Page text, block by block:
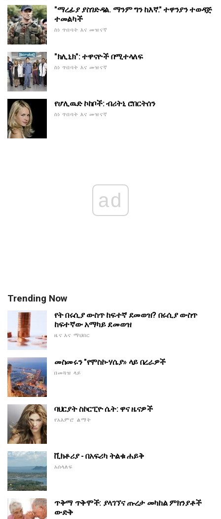
"ማረፊያ ያስገድዳል. ማንም ግን ከእኛ." ተዋንያን ተወዳጅ
ተመልካች
ስነ ጥበባት እና መዝናኛ
"ክሊኒክ": ተዋናዮች በሚተላለፍ
ስነ ጥበባት እና መዝናኛ
የሆሊዉድ ኮከቦች: ብሪትኒ ሮበርትሰን
ስነ ጥበባት እና መዝናኛ
ad
Trending Now
የት በሩሲያ ውስጥ ከፍተኛ ደመወዝ? በሩሲያ ውስጥ
ከፍተኛው አማካይ ደመወዝ
ዜና እና ማህበር
መስመሩን "የሞስኮ-ሃሴያ» ላይ በረራዎች
በመጓዝ ላይ
ባህርያት ስኮርፒዮ ሴት: ዋና ዜናዎች
የአእምሮ ልማት
ቪክቶሪያ - በአፍሪካ ትልቁ ሐይቅ
አሰላለፍ
ጥቅማ ጥቅሞች: ያላገኘና ጡረታ መካከል ምክንያቶች
ውድቅ